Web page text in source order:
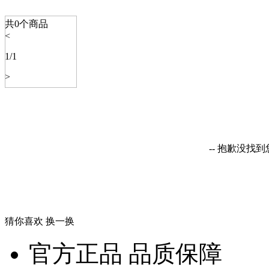
共0个商品
<
1/1
>
-- 抱歉没找到
猜你喜欢 换一换
官方正品 品质保障